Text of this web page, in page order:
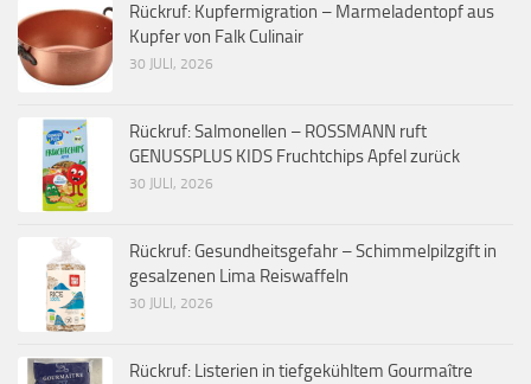
Rückruf: Kupfermigration – Marmeladentopf aus
Kupfer von Falk Culinair
30 JULI, 2026
Rückruf: Salmonellen – ROSSMANN ruft
GENUSSPLUS KIDS Fruchtchips Apfel zurück
30 JULI, 2026
Rückruf: Gesundheitsgefahr – Schimmelpilzgift in
gesalzenen Lima Reiswaffeln
30 JULI, 2026
Rückruf: Listerien in tiefgekühltem Gourmaître